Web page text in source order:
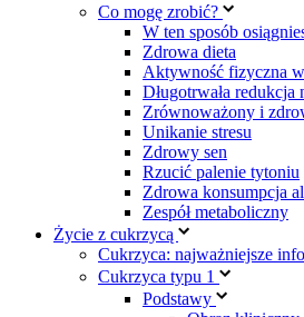
Co mogę zrobić?
W ten sposób
Zdrowa dieta
Aktywność fizyczna
Długotrwała redukcja
Zrównoważony i
Unikanie stresu
Zdrowy sen
Rzucić palenie tytoniu
Zdrowa konsumpcja
Zespół metaboliczny
Życie z cukrzycą
Cukrzyca: najważniejsze
Cukrzyca typu 1
Podstawy